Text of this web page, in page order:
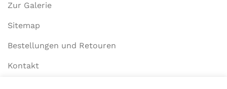
Zur Galerie
Sitemap
Bestellungen und Retouren
Kontakt